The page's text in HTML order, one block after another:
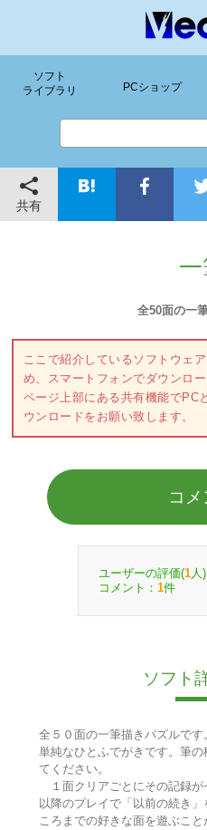
ソフト
ライブラリ
PCショップ
共有
全50面の一
ここで紹介しているソフトウェ
め、スマートフォンでダウンロ
ページ上部にある共有機能でPC
ウンロードをお願い致します。
コメ
ユーザーの評価(1 人)
コメント： 1件
ソフト
全５０面の一筆描きパズルです
単純なひとふでがきです。筆
てください。
１面クリアごとにその記録が
以降のプレイで「以前の続き
ころまでの好きな面を遊ぶこと